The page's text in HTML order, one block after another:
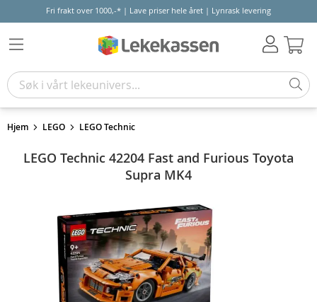
Fri frakt over 1000,-* | Lave priser hele året | Lynrask levering
Hjem LEGO LEGO Technic
LEGO Technic 42204 Fast and Furious Toyota
Supra MK4